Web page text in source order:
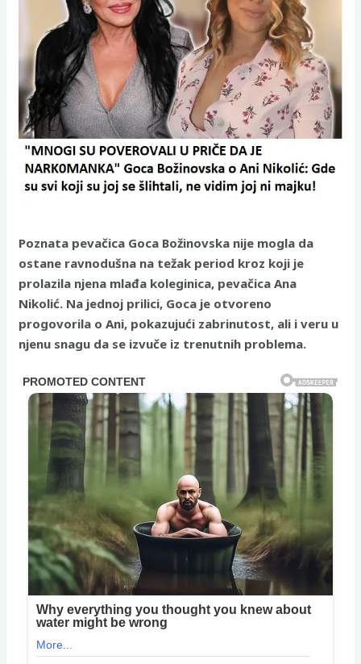
Poznata pevačica Goca Božinovska nije mogla da
ostane ravnodušna na težak period kroz koji je
prolazila njena mlađa koleginica, pevačica Ana
Nikolić. Na jednoj prilici, Goca je otvoreno
progovorila o Ani, pokazujući zabrinutost, ali i veru u
njenu snagu da se izvuče iz trenutnih problema.